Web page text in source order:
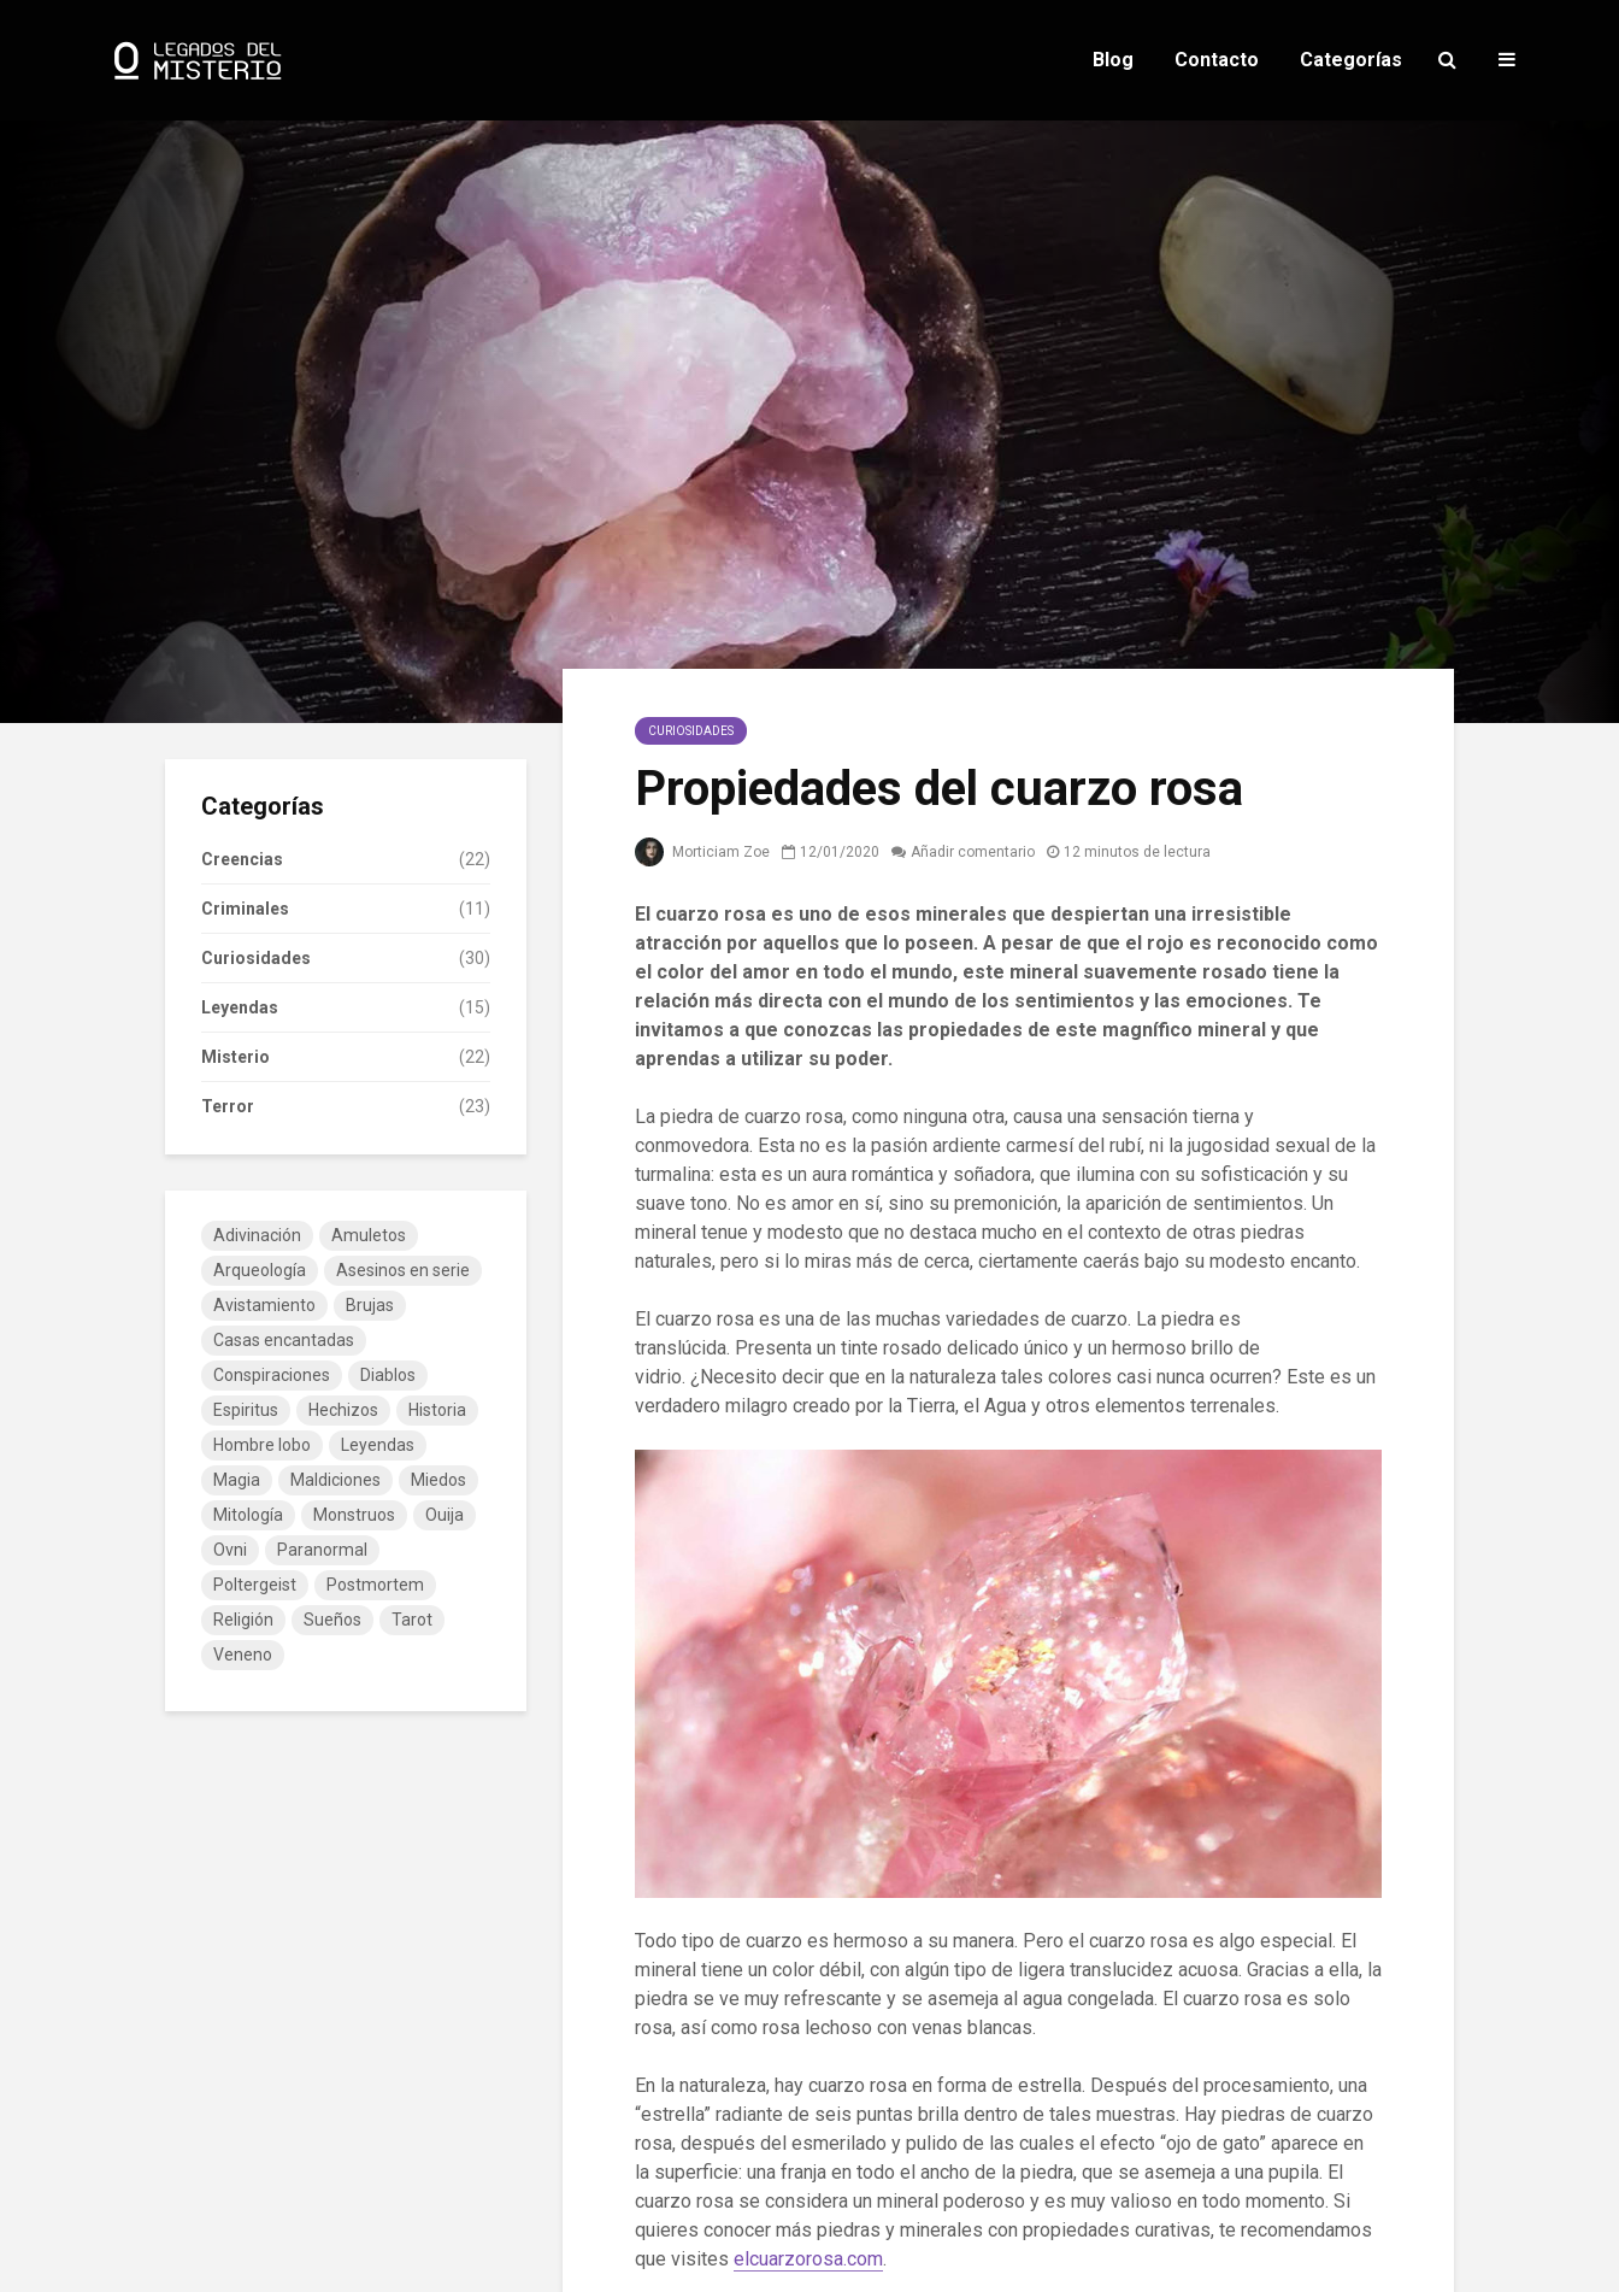
Blog Contacto Categorías
CURIOSIDADES
Propiedades del cuarzo rosa
Morticiam Zoe 12/01/2020 Añadir comentario 12 minutos de lectura
El cuarzo rosa es uno de esos minerales que despiertan una irresistible
atracción por aquellos que lo poseen. A pesar de que el rojo es reconocido como
el color del amor en todo el mundo, este mineral suavemente rosado tiene la
relación más directa con el mundo de los sentimientos y las emociones. Te
invitamos a que conozcas las propiedades de este magnífico mineral y que
aprendas a utilizar su poder.
La piedra de cuarzo rosa, como ninguna otra, causa una sensación tierna y
conmovedora. Esta no es la pasión ardiente carmesí del rubí, ni la jugosidad sexual de la
turmalina: esta es un aura romántica y soñadora, que ilumina con su sofisticación y su
suave tono. No es amor en sí, sino su premonición, la aparición de sentimientos. Un
mineral tenue y modesto que no destaca mucho en el contexto de otras piedras
naturales, pero si lo miras más de cerca, ciertamente caerás bajo su modesto encanto.
El cuarzo rosa es una de las muchas variedades de cuarzo. La piedra es
translúcida. Presenta un tinte rosado delicado único y un hermoso brillo de
vidrio. ¿Necesito decir que en la naturaleza tales colores casi nunca ocurren? Este es un
verdadero milagro creado por la Tierra, el Agua y otros elementos terrenales.
Todo tipo de cuarzo es hermoso a su manera. Pero el cuarzo rosa es algo especial. El
mineral tiene un color débil, con algún tipo de ligera translucidez acuosa. Gracias a ella, la
piedra se ve muy refrescante y se asemeja al agua congelada. El cuarzo rosa es solo
rosa, así como rosa lechoso con venas blancas.
En la naturaleza, hay cuarzo rosa en forma de estrella. Después del procesamiento, una
“estrella” radiante de seis puntas brilla dentro de tales muestras. Hay piedras de cuarzo
rosa, después del esmerilado y pulido de las cuales el efecto “ojo de gato” aparece en
la superficie: una franja en todo el ancho de la piedra, que se asemeja a una pupila. El
cuarzo rosa se considera un mineral poderoso y es muy valioso en todo momento. Si
quieres conocer más piedras y minerales con propiedades curativas, te recomendamos
que visites elcuarzorosa.com
Categorías
Creencias (22)
Criminales (11)
Curiosidades (30)
Leyendas (15)
Misterio (22)
Terror (23)
Adivinación
Amuletos
Arqueología
Asesinos en serie
Avistamiento
Brujas
Casas encantadas
Conspiraciones
Diablos
Espiritus
Hechizos
Historia
Hombre lobo
Leyendas
Magia
Maldiciones
Miedos
Mitología
Monstruos
Ouija
Ovni
Paranormal
Poltergeist
Postmortem
Religión
Sueños
Tarot
Veneno